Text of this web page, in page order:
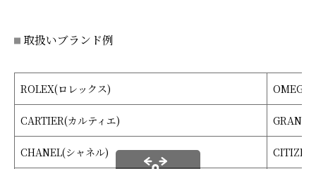
取扱いブランド例
ROLEX(ロレックス)
CARTIER(カルティエ) GRAND
CHANEL(シャネル)